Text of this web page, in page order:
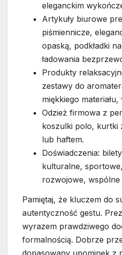
eleganckim
Artykuły biurowe
piśmiennicze,
opaską, podkładki
ładowania
Produkty
zestawy do
miękkiego
Odzież firmowa z
koszulki polo, kurtki
lub haftem.
Doświadczenia:
kulturalne,
rozwojowe, wspólne
Pamiętaj, że kluczem do
autentyczność gestu.
wyrazem prawdziwego
formalnością. Dobrze
dopasowany upominek z